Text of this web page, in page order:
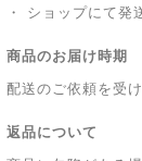
・ ショップにて発
商品のお届け時期
配送のご依頼を受
返品について